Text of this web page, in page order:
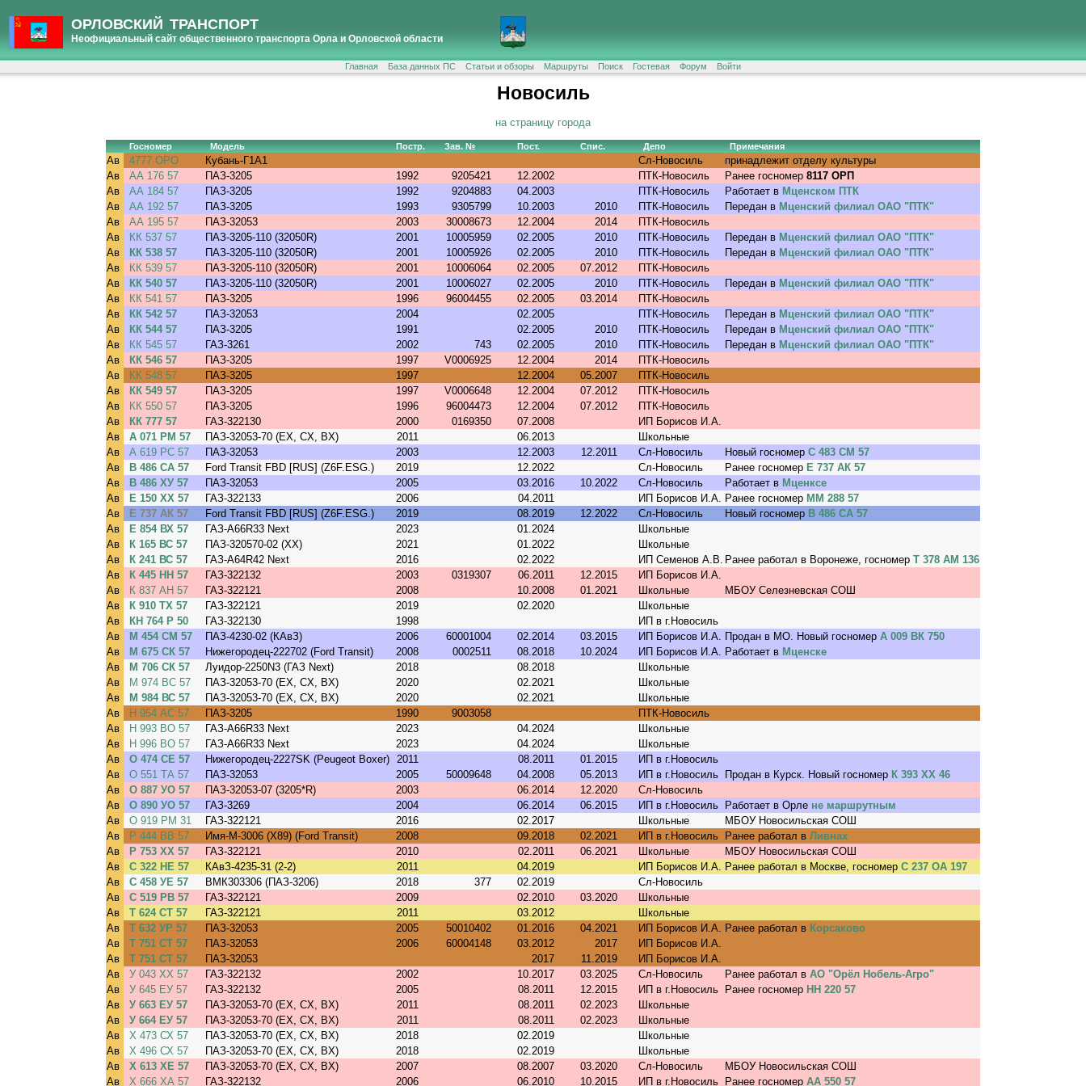
ОРЛОВСКИЙ ТРАНСПОРТ
Неофициальный сайт общественного транспорта Орла и Орловской области
Главная База данных ПС Статьи и обзоры Маршруты Поиск Гостевая Форум Войти
Новосиль
на страницу города
Госномер Модель Постр. Зав. № Пост. Спис. Депо Примечания
Ав 4777 ОРО Кубань-Г1А1 Сл-Новосиль
принадлежит отделу культуры
Ав
АА 176 57 ПАЗ-3205 1992 9205421 12.2002 ПТК-Новосиль Ранее госномер 8117 ОРП
Ав
АА 184 57 ПАЗ-3205 1992 9204883 04.2003 ПТК-Новосиль Работает в Мценском ПТК
Ав
АА 192 57 ПАЗ-3205 1993 9305799 10.2003 2010 ПТК-Новосиль Передан в Мценский филиал ОАО "ПТК"
Ав
АА 195 57 ПАЗ-32053 2003 30008673 12.2004 2014
ПТК-Новосиль
Ав
КК 537 57 ПАЗ-3205-110 (32050R) 2001 10005959 02.2005 2010 ПТК-Новосиль Передан в Мценский филиал ОАО "ПТК"
Ав
КК 538 57 ПАЗ-3205-110 (32050R) 2001 10005926 02.2005 2010 ПТК-Новосиль Передан в Мценский филиал ОАО "ПТК"
Ав
КК 539 57 ПАЗ-3205-110 (32050R) 2001 10006064 02.2005 07.2012
ПТК-Новосиль
Ав
КК 540 57 ПАЗ-3205-110 (32050R) 2001 10006027 02.2005 2010 ПТК-Новосиль Передан в Мценский филиал ОАО "ПТК"
Ав
КК 541 57 ПАЗ-3205 1996 96004455 02.2005 03.2014
ПТК-Новосиль
Ав
КК 542 57 ПАЗ-32053 2004 02.2005 ПТК-Новосиль Передан в Мценский филиал ОАО "ПТК"
Ав
КК 544 57 ПАЗ-3205 1991 02.2005 2010 ПТК-Новосиль Передан в Мценский филиал ОАО "ПТК"
Ав
КК 545 57 ГАЗ-3261 2002 743 02.2005 2010 ПТК-Новосиль Передан в Мценский филиал ОАО "ПТК"
Ав
КК 546 57 ПАЗ-3205 1997 V0006925 12.2004 2014
ПТК-Новосиль
Ав
КК 548 57 ПАЗ-3205 1997 12.2004 05.2007
ПТК-Новосиль
Ав
КК 549 57 ПАЗ-3205 1997 V0006648 12.2004 07.2012
ПТК-Новосиль
Ав
КК 550 57 ПАЗ-3205 1996 96004473 12.2004 07.2012
ПТК-Новосиль
Ав
КК 777 57 ГАЗ-322130 2000 0169350 07.2008
ИП Борисов И.А.
Ав
А 071 РМ 57 ПАЗ-32053-70 (EX, CX, BX) 2011 06.2013
Школьные
Ав
А 619 РС 57 ПАЗ-32053 2003 12.2003 12.2011 Сл-Новосиль Новый госномер С 483 СМ 57
Ав
В 486 СА 57 Ford Transit FBD [RUS] (Z6F.ESG.) 2019 12.2022 Сл-Новосиль Ранее госномер Е 737 АК 57
Ав
В 486 ХУ 57 ПАЗ-32053 2005 03.2016 10.2022 Сл-Новосиль Работает в Мценксе
Ав
Е 150 ХХ 57 ГАЗ-322133 2006 04.2011 ИП Борисов И.А. Ранее госномер ММ 288 57
Ав
Е 737 АК 57 Ford Transit FBD [RUS] (Z6F.ESG.) 2019 08.2019 12.2022 Сл-Новосиль Новый госномер В 486 СА 57
Ав
Е 854 ВХ 57 ГАЗ-A66R33 Next 2023 01.2024
Школьные
Ав
К 165 ВС 57 ПАЗ-320570-02 (XX) 2021 01.2022
Школьные
Ав
К 241 ВС 57 ГАЗ-A64R42 Next 2016 02.2022 ИП Семенов А.В. Ранее работал в Воронеже, госномер Т 378 АМ 136
Ав
К 445 НН 57 ГАЗ-322132 2003 0319307 06.2011 12.2015
ИП Борисов И.А.
Ав
К 837 АН 57 ГАЗ-322121 2008 10.2008 01.2021 Школьные
МБОУ Селезневская СОШ
Ав
К 910 ТХ 57 ГАЗ-322121 2019 02.2020
Школьные
Ав
КН 764 Р 50 ГАЗ-322130 1998
ИП в г.Новосиль
Ав
М 454 СМ 57 ПАЗ-4230-02 (КАвЗ) 2006 60001004 02.2014 03.2015 ИП Борисов И.А. Продан в МО. Новый госномер А 009 ВК 750
Ав
М 675 СК 57 Нижегородец-222702 (Ford Transit) 2008 0002511 08.2018 10.2024 ИП Борисов И.А. Работает в Мценске
Ав
М 706 СК 57 Луидор-2250N3 (ГАЗ Next) 2018 08.2018
Школьные
Ав
М 974 ВС 57 ПАЗ-32053-70 (EX, CX, BX) 2020 02.2021
Школьные
Ав
М 984 ВС 57 ПАЗ-32053-70 (EX, CX, BX) 2020 02.2021
Школьные
Ав
Н 954 АС 57 ПАЗ-3205 1990 9003058
ПТК-Новосиль
Ав
Н 993 ВО 57 ГАЗ-A66R33 Next 2023 04.2024
Школьные
Ав
Н 996 ВО 57 ГАЗ-A66R33 Next 2023 04.2024
Школьные
Ав
О 474 СЕ 57 Нижегородец-2227SK (Peugeot Boxer) 2011 08.2011 01.2015
ИП в г.Новосиль
Ав
О 551 ТА 57 ПАЗ-32053 2005 50009648 04.2008 05.2013 ИП в г.Новосиль Продан в Курск. Новый госномер К 393 ХХ 46
Ав
О 887 УО 57 ПАЗ-32053-07 (3205*R) 2003 06.2014 12.2020
Сл-Новосиль
Ав
О 890 УО 57 ГАЗ-3269 2004 06.2014 06.2015 ИП в г.Новосиль Работает в Орле не маршрутным
Ав
О 919 РМ 31 ГАЗ-322121 2016 02.2017 Школьные
МБОУ Новосильская СОШ
Ав
Р 444 ВВ 57 Имя-М-3006 (X89) (Ford Transit) 2008 09.2018 02.2021 ИП в г.Новосиль Ранее работал в Ливнах
Ав
Р 753 ХХ 57 ГАЗ-322121 2010 02.2011 06.2021 Школьные
МБОУ Новосильская СОШ
Ав
С 322 НЕ 57 КАвЗ-4235-31 (2-2) 2011 04.2019 ИП Борисов И.А. Ранее работал в Москве, госномер С 237 ОА 197
Ав
С 458 УЕ 57 ВМК303306 (ПАЗ-3206) 2018 377 02.2019
Сл-Новосиль
Ав
С 519 РВ 57 ГАЗ-322121 2009 02.2010 03.2020
Школьные
Ав
Т 624 СТ 57 ГАЗ-322121 2011 03.2012
Школьные
Ав
Т 632 УР 57 ПАЗ-32053 2005 50010402 01.2016 04.2021 ИП Борисов И.А. Ранее работал в Корсаково
Ав
Т 751 СТ 57 ПАЗ-32053 2006 60004148 03.2012 2017
ИП Борисов И.А.
Ав
Т 751 СТ 57 ПАЗ-32053 2017 11.2019
ИП Борисов И.А.
Ав
У 043 ХХ 57 ГАЗ-322132 2002 10.2017 03.2025 Сл-Новосиль Ранее работал в АО "Орёл Нобель-Агро"
Ав
У 645 ЕУ 57 ГАЗ-322132 2005 08.2011 12.2015 ИП в г.Новосиль Ранее госномер НН 220 57
Ав
У 663 ЕУ 57 ПАЗ-32053-70 (EX, CX, BX) 2011 08.2011 02.2023
Школьные
Ав
У 664 ЕУ 57 ПАЗ-32053-70 (EX, CX, BX) 2011 08.2011 02.2023
Школьные
Ав
Х 473 СХ 57 ПАЗ-32053-70 (EX, CX, BX) 2018 02.2019
Школьные
Ав
Х 496 СХ 57 ПАЗ-32053-70 (EX, CX, BX) 2018 02.2019
Школьные
Ав
Х 613 ХЕ 57 ПАЗ-32053-70 (EX, CX, BX) 2007 08.2007 03.2020 Сл-Новосиль
МБОУ Новосильская СОШ
Ав
Х 666 ХА 57 ГАЗ-322132 2006 06.2010 10.2015 ИП в г.Новосиль Ранее госномер АА 550 57